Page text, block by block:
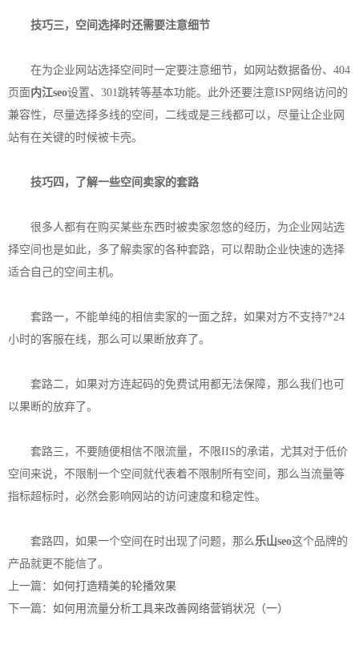
技巧三，空间选择时还需要注意细节
在为企业网站选择空间时一定要注意细节，如网站数据备份、404
页面内江seo设置、301跳转等基本功能。此外还要注意ISP网络访问的
兼容性，尽量选择多线的空间，二线或是三线都可以，尽量让企业网
站有在关键的时候被卡壳。
技巧四，了解一些空间卖家的套路
很多人都有在购买某些东西时被卖家忽悠的经历，为企业网站选
择空间也是如此，多了解卖家的各种套路，可以帮助企业快速的选择
适合自己的空间主机。
套路一，不能单纯的相信卖家的一面之辞，如果对方不支持7*24
小时的客服在线，那么可以果断放弃了。
套路二，如果对方连起码的免费试用都无法保障，那么我们也可
以果断的放弃了。
套路三，不要随便相信不限流量，不限IIS的承诺，尤其对于低价
空间来说，不限制一个空间就代表着不限制所有空间，那么当流量等
指标超标时，必然会影响网站的访问速度和稳定性。
套路四，如果一个空间在时出现了问题，那么乐山seo这个品牌的
产品就更不能信了。
上一篇： 如何打造精美的轮播效果
下一篇： 如何用流量分析工具来改善网络营销状况（一）